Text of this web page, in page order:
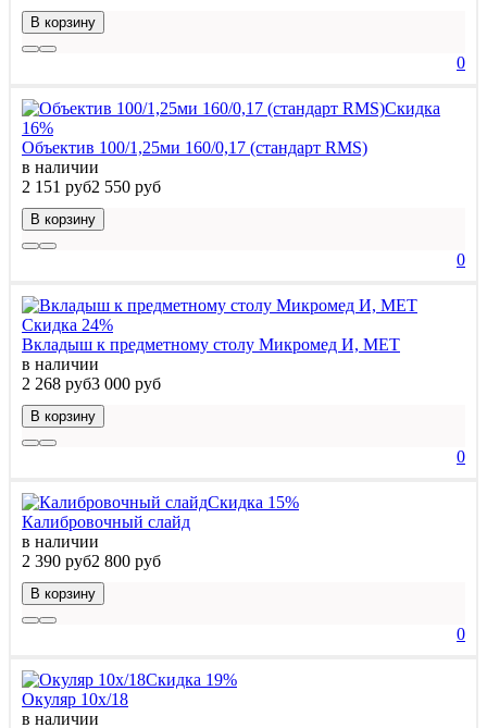
В корзину
0
Скидка
16%
Объектив 100/1,25ми 160/0,17 (стандарт RMS)
в наличии
2 151 руб2 550 руб
В корзину
0
Скидка 24%
Вкладыш к предметному столу Микромед И, МЕТ
в наличии
2 268 руб3 000 руб
В корзину
0
Скидка 15%
Калибровочный слайд
в наличии
2 390 руб2 800 руб
В корзину
0
Скидка 19%
Окуляр 10х/18
в наличии